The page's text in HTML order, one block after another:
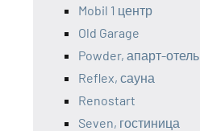
Mobil 1 центр
Old Garage
Powder, апарт-отель
Reflex, сауна
Renostart
Seven, гостиница